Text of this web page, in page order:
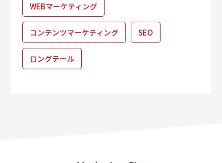
WEBマーケティング
コンテンツマーケティング SEO
ロングテール